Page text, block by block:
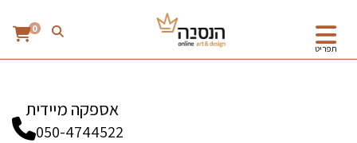
תפריט
0
אספקה מיידית
050-4744522